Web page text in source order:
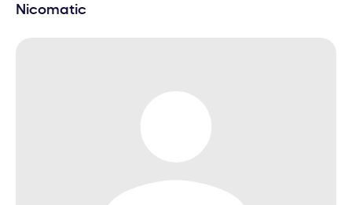
Nicomatic